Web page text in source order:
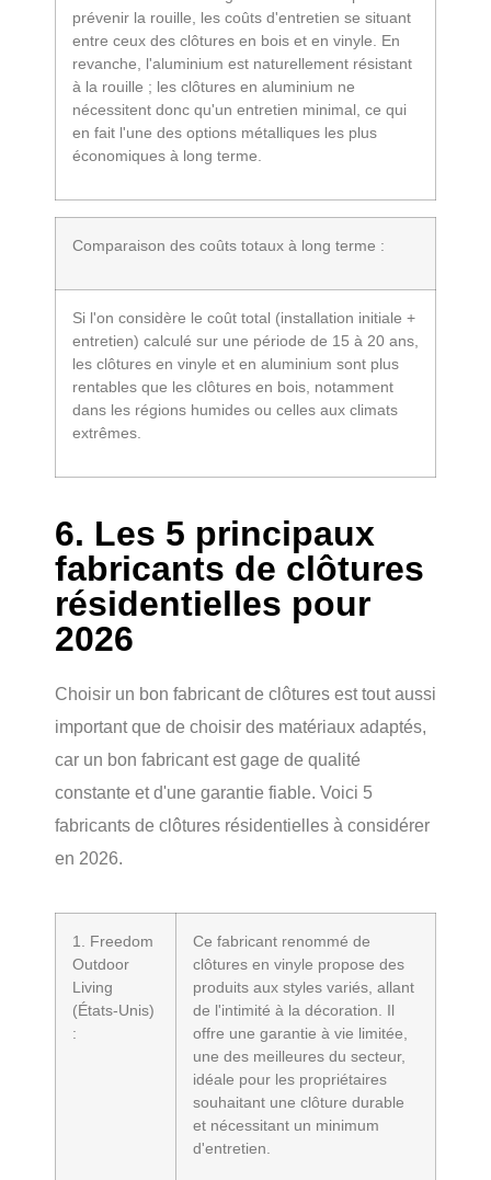
prévenir la rouille, les coûts d'entretien se situant
entre ceux des clôtures en bois et en vinyle. En
revanche, l'aluminium est naturellement résistant
à la rouille ; les clôtures en aluminium ne
nécessitent donc qu'un entretien minimal, ce qui
en fait l'une des options métalliques les plus
économiques à long terme.
Comparaison des coûts totaux à long terme :
Si l'on considère le coût total (installation initiale +
entretien) calculé sur une période de 15 à 20 ans,
les clôtures en vinyle et en aluminium sont plus
rentables que les clôtures en bois, notamment
dans les régions humides ou celles aux climats
extrêmes.
6. Les 5 principaux
fabricants de clôtures
résidentielles pour
2026
Choisir un bon fabricant de clôtures est tout aussi
important que de choisir des matériaux adaptés,
car un bon fabricant est gage de qualité
constante et d'une garantie fiable. Voici 5
fabricants de clôtures résidentielles à considérer
en 2026.
1. Freedom
Outdoor
Living
(États-Unis)
:
Ce fabricant renommé de
clôtures en vinyle propose des
produits aux styles variés, allant
de l'intimité à la décoration. Il
offre une garantie à vie limitée,
une des meilleures du secteur,
idéale pour les propriétaires
souhaitant une clôture durable
et nécessitant un minimum
d'entretien.